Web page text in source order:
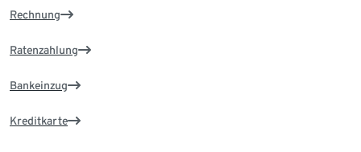
Rechnung
Ratenzahlung
Bankeinzug
Kreditkarte